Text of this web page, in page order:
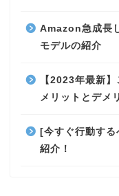
Amazon急成長
モデルの紹介
【2023年最新
メリットとデメ
[今すぐ行動す
紹介！